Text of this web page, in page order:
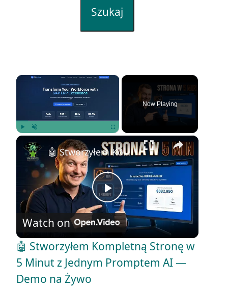
Szukaj
×
Now Playing
×
P
l
a
🤖 Stworzyłem Kompletną Stronę w 5 Minut z Jednym Promptem AI — Demo na Żywo
Watch on
🤖 Stworzyłem Kompletną Stronę w
5 Minut z Jednym Promptem AI —
Demo na Żywo